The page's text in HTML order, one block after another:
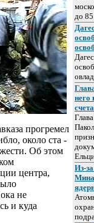
прогремел
около ста -
Об этом
центра,
не
и куда
до 85
него
Из-